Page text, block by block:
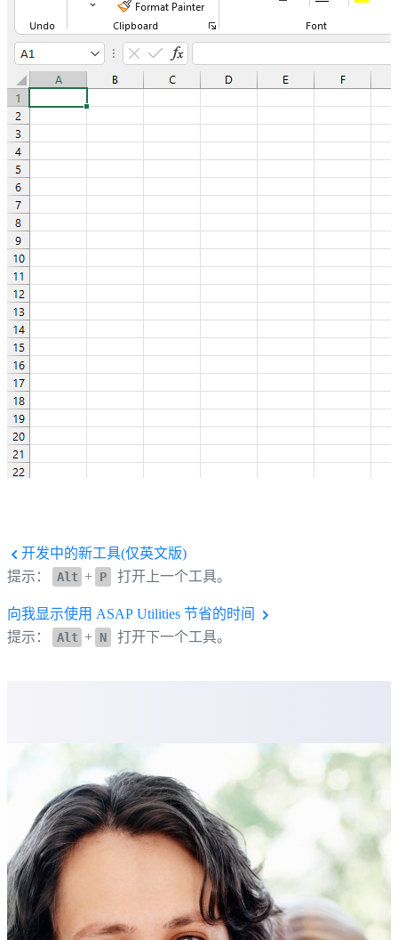
开发中的新工具(仅英文版)
提示：
Alt + P 打开上一个工具。
向我显示使用 ASAP Utilities 节省的时间
提示：
Alt + N 打开下一个工具。